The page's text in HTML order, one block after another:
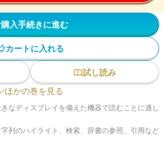
購入手続きに進む
カートに入れる
試し読み
ほかの巻を見る
なディスプレイを備えた機器で読むことに適し
列のハイライト、検索、辞書の参照、引用など